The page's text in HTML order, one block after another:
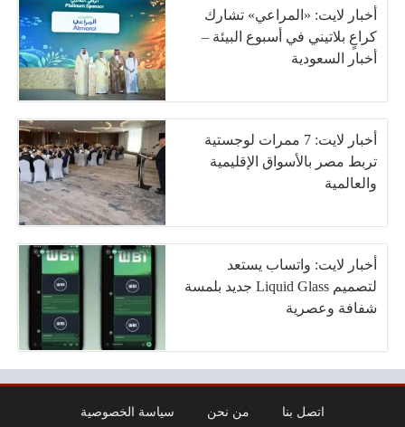
أخبار لايت: «المراعي» تشارك
كراعٍ بلاتيني في أسبوع البيئة –
أخبار السعودية
أخبار لايت: 7 ممرات لوجستية
تربط مصر بالأسواق الإقليمية
والعالمية
أخبار لايت: واتساب يستعد
لتصميم Liquid Glass جديد بلمسة
شفافة وعصرية
اتصل بنا من نحن سياسة الخصوصية